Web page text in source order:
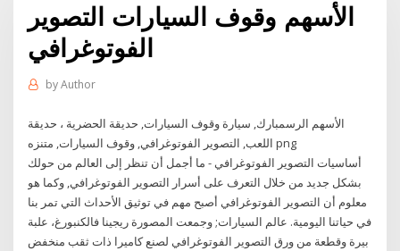
الأسهم وقوف السيارات التصوير
الفوتوغرافي
byAuthor
الأسهم الرسمبارك, سيارة وقوف السيارات, حديقة الحضرية ، حديقة
اللعب, التصوير الفوتوغرافي, وقوف السيارات, متنزه png
أساسيات التصوير الفوتوغرافي - ما أجمل أن تنظر إلى العالم من حولك
بشكل جديد من خلال التعرف على أسرار التصوير الفوتوغرافي, وكما هو
معلوم أن التصوير الفوتوغرافي أصبح مهم في توثيق الأحداث التي تمر بنا
في حياتنا اليومية. عالم السيارات; وجمعت المصورة ريجينا فالكنبورغ، علبة
بيرة وقطعة من ورق التصوير الفوتوغرافي لصنع كاميرا ذات ثقب منخفض